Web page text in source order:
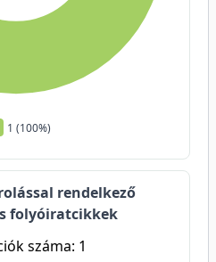
1 (100%)
rendelkező
folyóiratcikkek
száma: 1